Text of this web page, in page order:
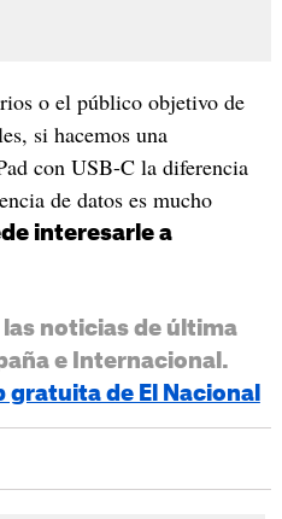
o el público objetivo de
si hacemos una
con USB-C la diferencia
de datos es mucho
interesarle a
noticias de última
e Internacional.
gratuita de El Nacional